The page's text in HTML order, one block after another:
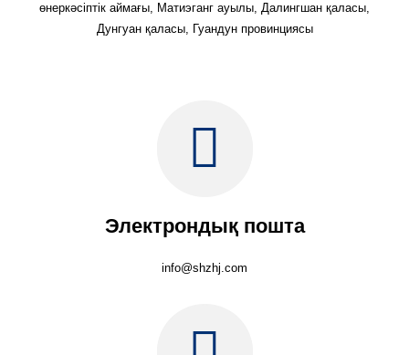
өнеркәсіптік аймағы, Матиэганг ауылы, Далингшан қаласы,
Дунгуан қаласы, Гуандун провинциясы
Электрондық пошта
info@shzhj.com